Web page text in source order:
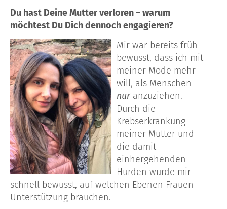
Du hast Deine Mutter verloren – warum
möchtest Du Dich dennoch engagieren?
Mir war bereits früh
bewusst, dass ich mit
meiner Mode mehr
will, als Menschen
nuranzuziehen.
Durch die
Krebserkrankung
meiner Mutter und
die damit
einhergehenden
Hürden wurde mir
schnell bewusst, auf welchen Ebenen Frauen
Unterstützung brauchen.